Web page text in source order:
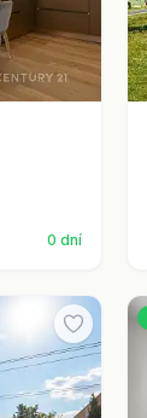
0 dní